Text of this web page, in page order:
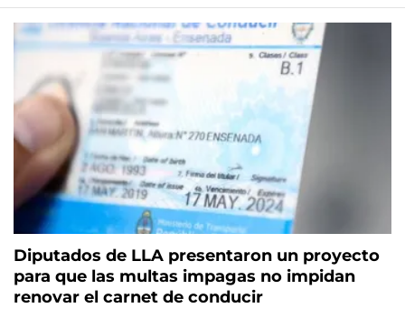
Diputados de LLA presentaron un proyecto
para que las multas impagas no impidan
renovar el carnet de conducir